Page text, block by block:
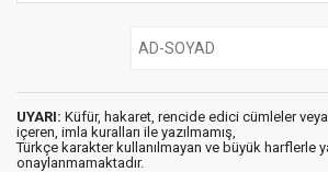
UYARI: Küfür, hakaret, rencide edici cümleler veya
içeren, imla kuralları ile yazılmamış,
Türkçe karakter kullanılmayan ve büyük harflerle
onaylanmamaktadır.